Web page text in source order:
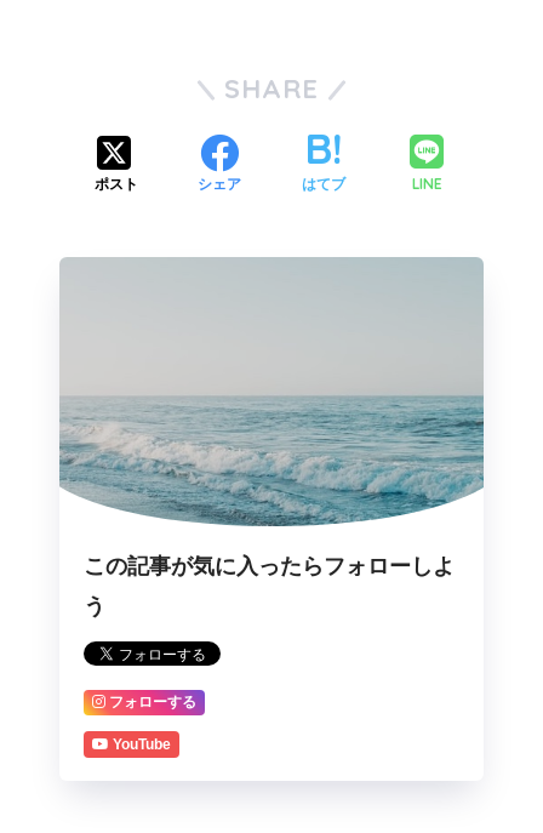
SHARE
ポスト シェア はてブ LINE
この記事が気に入ったらフォローしよ
う
フォローする
YouTube